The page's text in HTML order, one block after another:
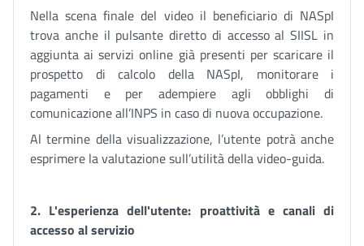
Nella scena finale del video il beneficiario di NASpI
trova anche il pulsante diretto di accesso al SIISL in
aggiunta ai servizi online già presenti per scaricare il
prospetto di calcolo della NASpI, monitorare i
pagamenti e per adempiere agli obblighi di
comunicazione all’INPS in caso di nuova occupazione.
Al termine della visualizzazione, l’utente potrà anche
esprimere la valutazione sull’utilità della video-guida.
2. L'esperienza dell'utente: proattività e canali di
accesso al servizio